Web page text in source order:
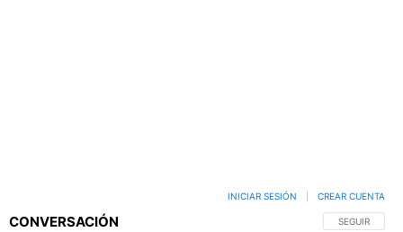
CONVERSACIÓN SIGA ESTA
SEGUIR
INICIAR SESIÓN CREAR CUENTA